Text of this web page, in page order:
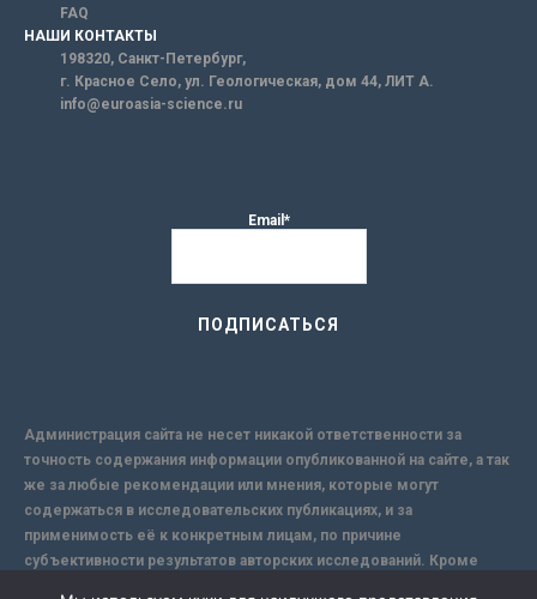
FAQ
НАШИ КОНТАКТЫ
198320, Санкт-Петербург,
г. Красное Село, ул. Геологическая, дом 44, ЛИТ А.
info@euroasia-science.ru
Email*
Администрация сайта не несет никакой ответственности за
точность содержания информации опубликованной на сайте, а так
же за любые рекомендации или мнения, которые могут
содержаться в исследовательских публикациях, и за
применимость её к конкретным лицам, по причине
субъективности результатов авторских исследований. Кроме